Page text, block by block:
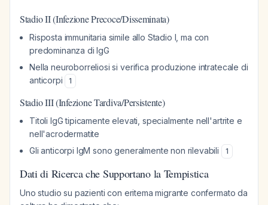
Stadio II (Infezione Precoce/Disseminata)
Risposta immunitaria simile allo Stadio I, ma con
predominanza di IgG
Nella neuroborreliosi si verifica produzione intratecale di
anticorpi
1
Stadio III (Infezione Tardiva/Persistente)
Titoli IgG tipicamente elevati, specialmente nell'artrite e
nell'acrodermatite
Gli anticorpi IgM sono generalmente non rilevabili
1
Dati di Ricerca che Supportano la Tempistica
Uno studio su pazienti con eritema migrante confermato da